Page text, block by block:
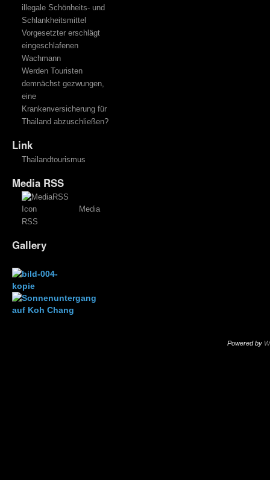
illegale Schönheits- und
Schlankheitsmittel
Vorgesetzter erschlägt
eingeschlafenen
Wachmann
Werden Touristen
demnächst gezwungen,
eine
Krankenversicherung für
Thailand abzuschließen?
Link
Thailandtourismus
Media RSS
Media
RSS
Gallery
Powered by